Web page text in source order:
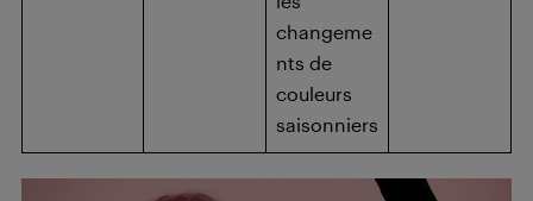
changeme
nts de
couleurs
saisonniers